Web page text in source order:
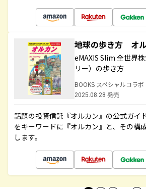
地球の歩き方 オ
eMAXIS Slim 全世界
リー）の歩き方
BOOKS スペシャルコラボ
2025.08.28 発売
話題の投資信託『オルカン』の公式ガイ
をキーワードに『オルカン』と、その構
します。